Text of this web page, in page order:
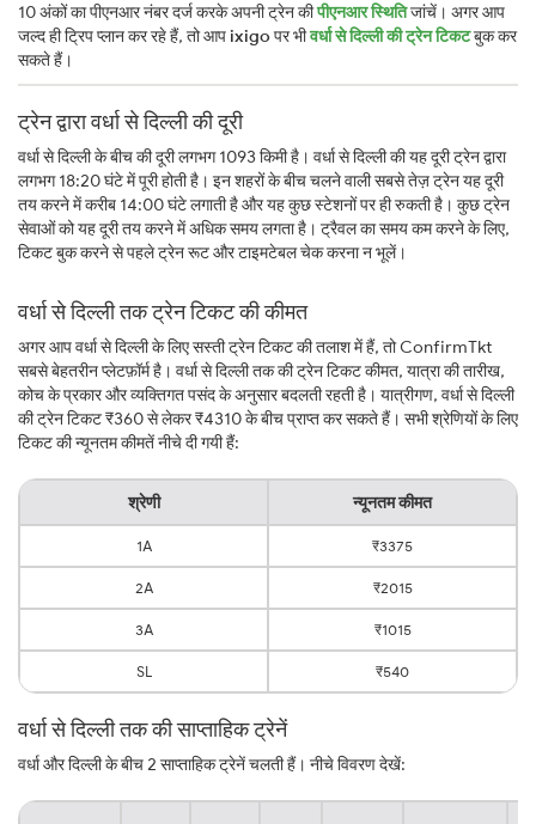
10 अंकों का पीएनआर नंबर दर्ज करके अपनी ट्रेन कीपीएनआर स्थितिजांचें। अगर आप
जल्द ही ट्रिप प्लान कर रहे हैं, तो आपixigoपर भीवर्धा से दिल्ली की ट्रेन टिकटबुक कर
सकते हैं।
ट्रेन द्वारा वर्धा से दिल्ली की दूरी
वर्धा से दिल्ली के बीच की दूरी लगभग 1093 किमी है। वर्धा से दिल्ली की यह दूरी ट्रेन द्वारा
लगभग 18:20 घंटे में पूरी होती है। इन शहरों के बीच चलने वाली सबसे तेज़ ट्रेन यह दूरी
तय करने में करीब 14:00 घंटे लगाती है और यह कुछ स्टेशनों पर ही रुकती है। कुछ ट्रेन
सेवाओं को यह दूरी तय करने में अधिक समय लगता है। ट्रैवल का समय कम करने के लिए,
टिकट बुक करने से पहले ट्रेन रूट और टाइमटेबल चेक करना न भूलें।
वर्धा से दिल्ली तक ट्रेन टिकट की कीमत
अगर आप वर्धा से दिल्ली के लिए सस्ती ट्रेन टिकट की तलाश में हैं, तो ConfirmTkt
सबसे बेहतरीन प्लेटफ़ॉर्म है। वर्धा से दिल्ली तक की ट्रेन टिकट कीमत, यात्रा की तारीख,
कोच के प्रकार और व्यक्तिगत पसंद के अनुसार बदलती रहती है। यात्रीगण, वर्धा से दिल्ली
की ट्रेन टिकट ₹360 से लेकर ₹4310 के बीच प्राप्त कर सकते हैं। सभी श्रेणियों के लिए
टिकट की न्यूनतम कीमतें नीचे दी गयी हैं:
श्रेणी न्यूनतम कीमत
1A ₹3375
2A ₹2015
3A ₹1015
SL ₹540
वर्धा से दिल्ली तक की साप्ताहिक ट्रेनें
वर्धा और दिल्ली के बीच 2 साप्ताहिक ट्रेनें चलती हैं। नीचे विवरण देखें: